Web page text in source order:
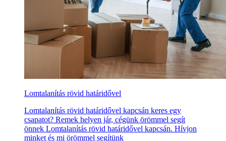
Lomtalanítás rövid határidővel
Lomtalanítás rövid határidővel kapcsán keres egy
csapatot? Remek helyen jár, cégünk örömmel segít
önnek Lomtalanítás rövid határidővel kapcsán. Hívjon
minket és mi örömmel segítünk